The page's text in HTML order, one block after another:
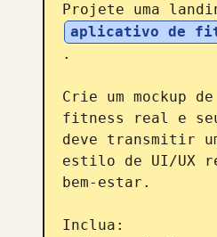
Projete uma
aplicativo de
.
Crie um mockup
fitness real e
deve transmitir
estilo de UI/UX
bem-estar.
Inclua: